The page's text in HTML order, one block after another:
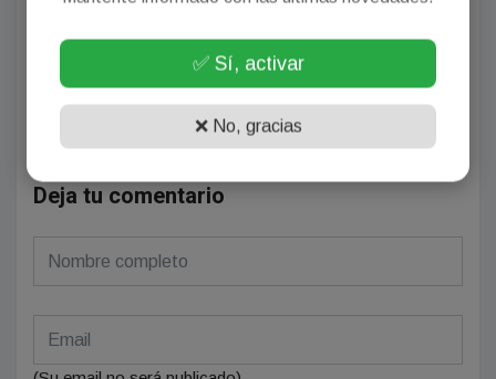
Se el primero en comentar este artículo.
Deja tu comentario
✅ Sí, activar
❌ No, gracias